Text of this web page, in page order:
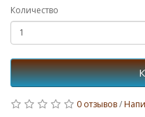
Количество
0 отзывов/